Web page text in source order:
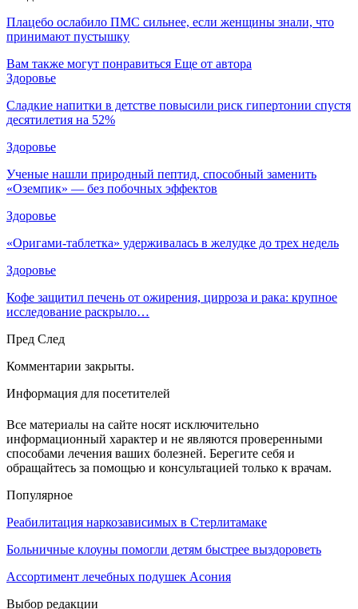
Плацебо ослабило ПМС сильнее, если женщины знали, что
принимают пустышку
Вам также могут понравиться Еще от автора
Здоровье
Сладкие напитки в детстве повысили риск гипертонии спустя
десятилетия на 52%
Здоровье
Ученые нашли природный пептид, способный заменить
«Оземпик» — без побочных эффектов
Здоровье
«Оригами-таблетка» удерживалась в желудке до трех недель
Здоровье
Кофе защитил печень от ожирения, цирроза и рака: крупное
исследование раскрыло…
Пред След
Комментарии закрыты.
Информация для посетителей
Все материалы на сайте носят исключительно
информационный характер и не являются проверенными
способами лечения ваших болезней. Берегите себя и
обращайтесь за помощью и консультацией только к врачам.
Популярное
Реабилитация наркозависимых в Стерлитамаке
Больничные клоуны помогли детям быстрее выздороветь
Ассортимент лечебных подушек Асония
Выбор редакции